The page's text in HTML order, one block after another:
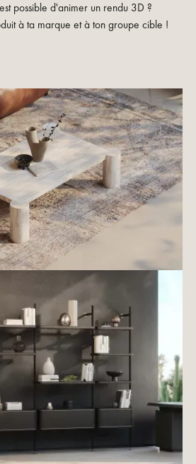
possible d'animer un rendu 3D ?
à ta marque et à ton groupe cible !